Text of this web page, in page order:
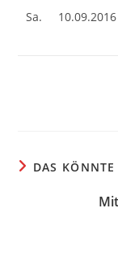
Sa. 10.09.2016
DAS